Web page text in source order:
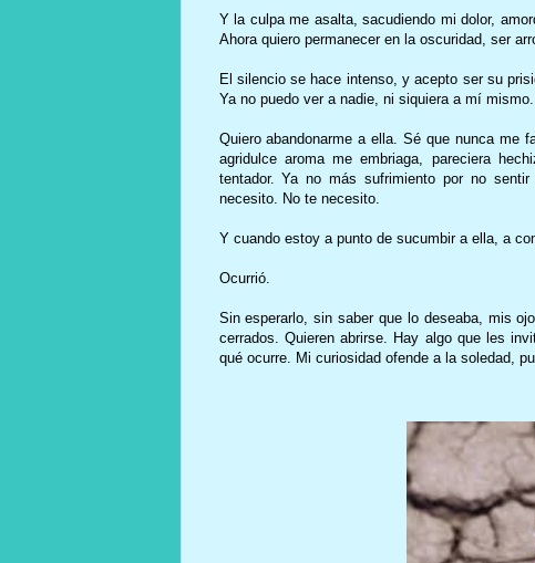
Y la culpa me asalta, sacudiendo mi dolor,
Ahora quiero permanecer en la oscuridad, ser
El silencio se hace intenso, y acepto ser su
Ya no puedo ver a nadie, ni siquiera a mí
Quiero abandonarme a ella. Sé que nunca me
agridulce aroma me embriaga, pareciera
tentador. Ya no más sufrimiento por no
necesito. No te necesito.
Y cuando estoy a punto de sucumbir a ella, a
Ocurrió.
Sin esperarlo, sin saber que lo deseaba, mis
cerrados. Quieren abrirse. Hay algo que les
qué ocurre. Mi curiosidad ofende a la soledad,